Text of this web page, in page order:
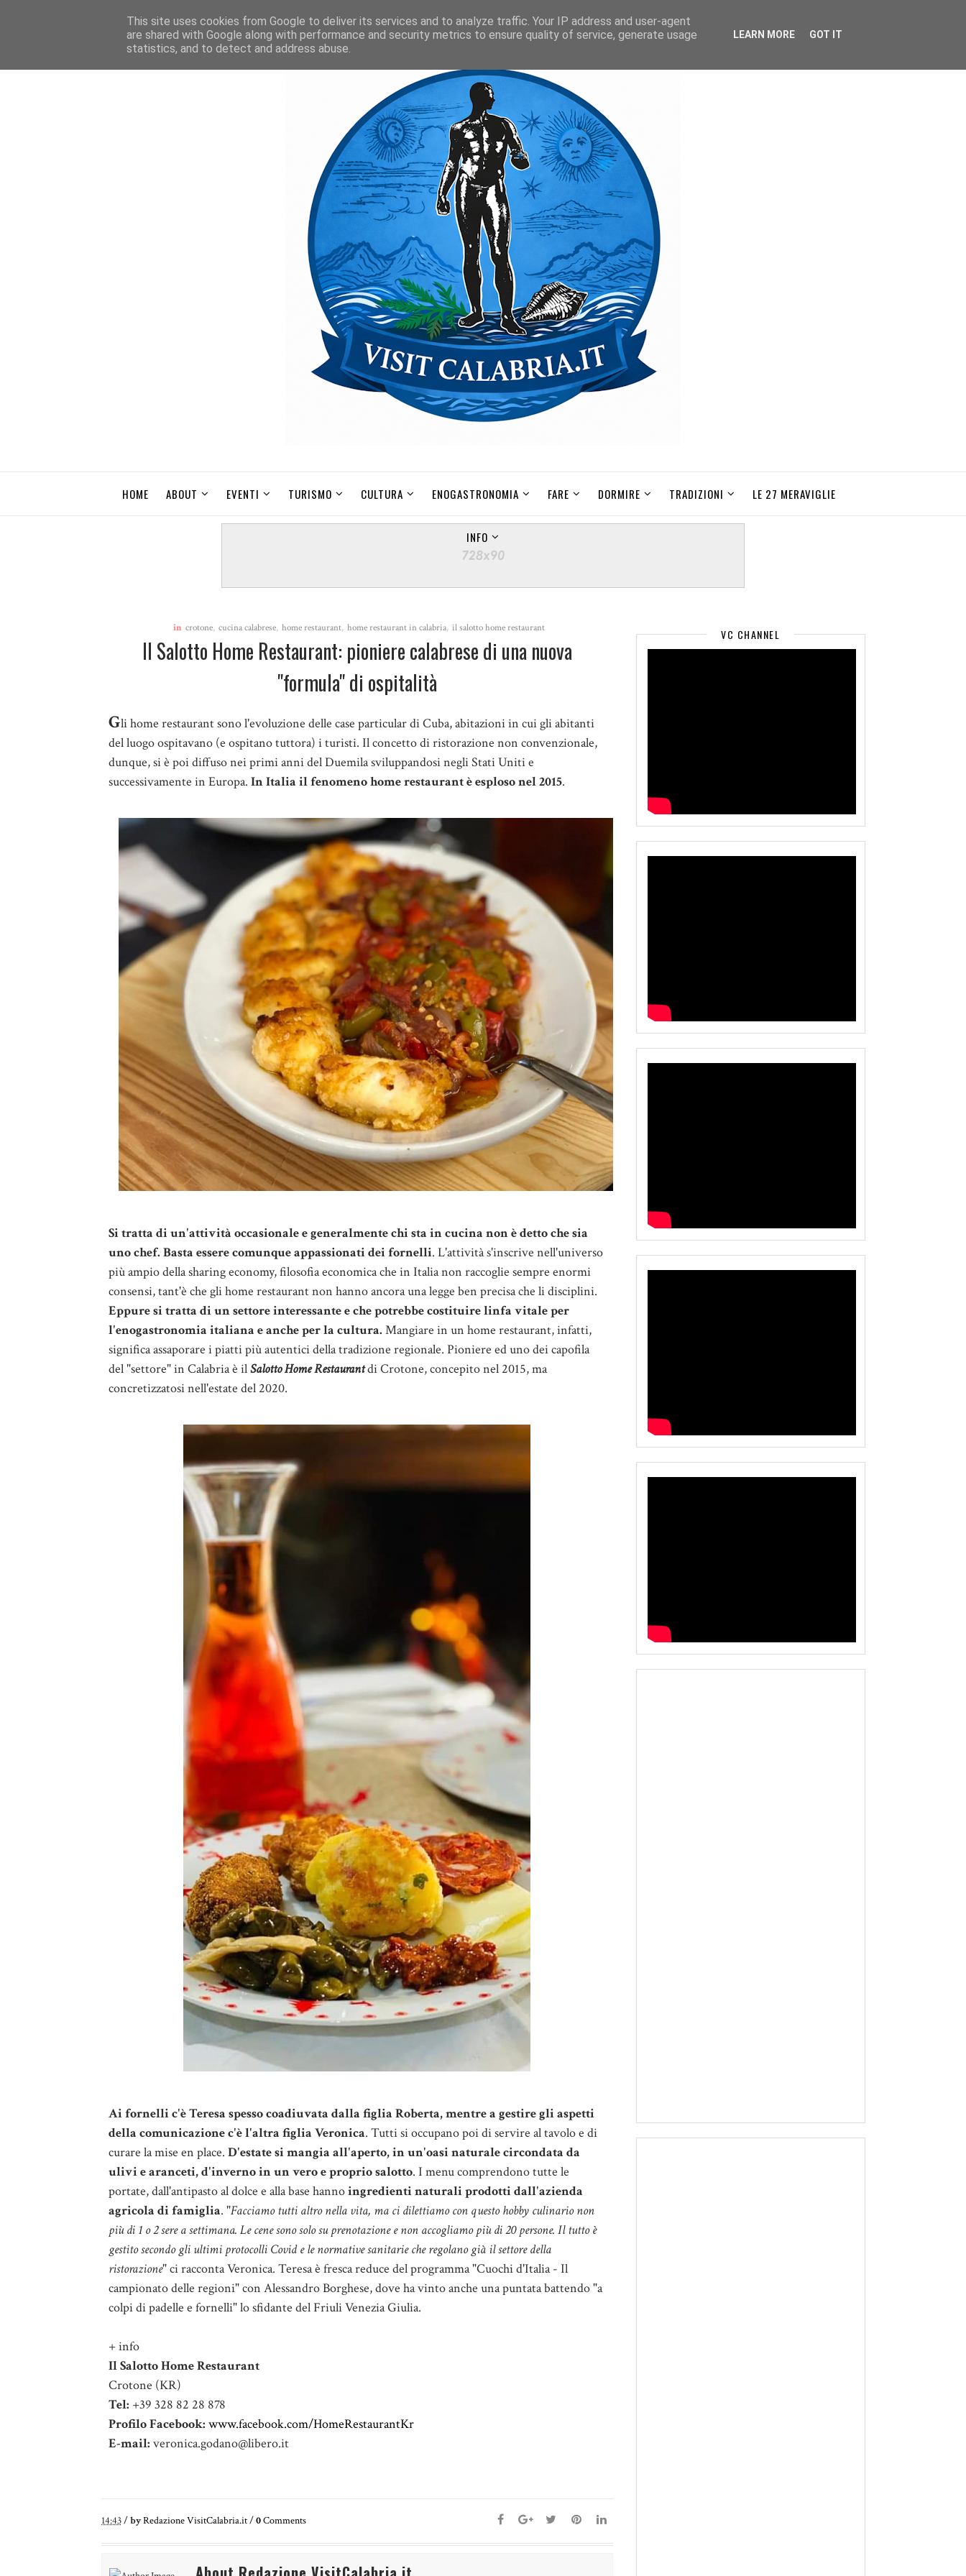
HOME ABOUT EVENTI TURISMO CULTURA ENOGASTRONOMIA FARE DORMIRE TRADIZIONI LE 27 MERAVIGLIE
INFO
in crotone, cucina calabrese, home restaurant, home restaurant in calabria, il salotto home restaurant
Il Salotto Home Restaurant: pioniere calabrese di una nuova
"formula" di ospitalità
Gli home restaurant sono l'evoluzione delle case particular di Cuba, abitazioni in cui gli abitanti
del luogo ospitavano (e ospitano tuttora) i turisti. Il concetto di ristorazione non convenzionale,
dunque, si è poi diffuso nei primi anni del Duemila sviluppandosi negli Stati Uniti e
successivamente in Europa. In Italia il fenomeno home restaurant è esploso nel 2015.
Si tratta di un'attività occasionale e generalmente chi sta in cucina non è detto che sia
uno chef. Basta essere comunque appassionati dei fornelli. L'attività s'inscrive nell'universo
più ampio della sharing economy, filosofia economica che in Italia non raccoglie sempre enormi
consensi, tant'è che gli home restaurant non hanno ancora una legge ben precisa che li disciplini.
Eppure si tratta di un settore interessante e che potrebbe costituire linfa vitale per
l'enogastronomia italiana e anche per la cultura. Mangiare in un home restaurant, infatti,
significa assaporare i piatti più autentici della tradizione regionale. Pioniere ed uno dei capofila
del "settore" in Calabria è ilSalotto Home Restaurantdi Crotone,concepito nel 2015, ma
concretizzatosi nell'estate del 2020.
Ai fornelli c'è Teresa spesso coadiuvata dalla figlia Roberta, mentre a gestire gli aspetti
della comunicazione c'è l'altra figlia Veronica. Tutti si occupano poi di servire al tavolo e di
curare la mise en place. D'estate si mangia all'aperto, in un'oasi naturale circondata da
ulivi e aranceti, d'inverno in un vero e proprio salotto. I menu comprendono tutte le
portate, dall'antipasto al dolce e alla base hannoingredienti naturali prodotti dall'azienda
agricola di famiglia. "Facciamo tutti altro nella vita, ma ci dilettiamo con questo hobby culinario non
più di 1 o 2 sere a settimana. Le cene sono solo su prenotazione e non accogliamo più di 20 persone. Il tutto è
gestito secondo gli ultimi protocolli Covid e le normative sanitarie che regolano già il settore della
ristorazione" ci racconta Veronica. Teresa è fresca reduce del programma "Cuochi d'Italia - Il
campionato delle regioni" con Alessandro Borghese, dove ha vinto anche una puntata battendo "a
colpi di padelle e fornelli" lo sfidante del Friuli Venezia Giulia.
+ info
Il Salotto Home Restaurant
Crotone (KR)
Tel: +39 328 82 28 878
Profilo Facebook: www.facebook.com/HomeRestaurantKr
E-mail: veronica.godano@libero.it
14:43/byRedazione VisitCalabria.it/0Comments
VC CHANNEL
This site uses cookies from Google to deliver its services and to analyze traffic. Your IP address and user-agent
are shared with Google along with performance and security metrics to ensure quality of service, generate usage
statistics, and to detect and address abuse.
LEARN MORE GOT IT